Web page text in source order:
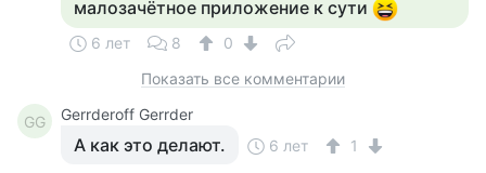
малозачётное приложение к сути
6 лет 8
0
Показать все комментарии
GG Gerrderoff Gerrder
А как это делают. 6 лет 1